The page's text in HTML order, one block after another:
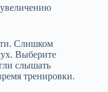
Слишком
Выберите
слышать
тренировки.